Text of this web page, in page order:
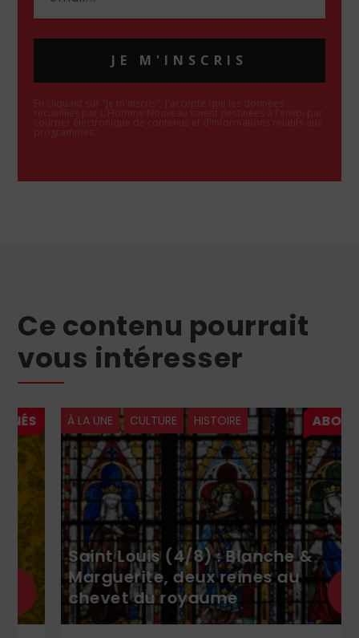
JE M'INSCRIS
En cliquant sur "Je m'inscris", j'accepte que les données
recueillies par L'Homme Nouveau soient destinées à l'envoi par
courrier électronique de contenus et d'informations relatifs aux
programmes.
Ce contenu pourrait
vous intéresser
À LA UNE CULTURE HISTOIRE
Saint Louis (4/8) : Blanche &
Marguerite, deux reines au
chevet du royaume
+